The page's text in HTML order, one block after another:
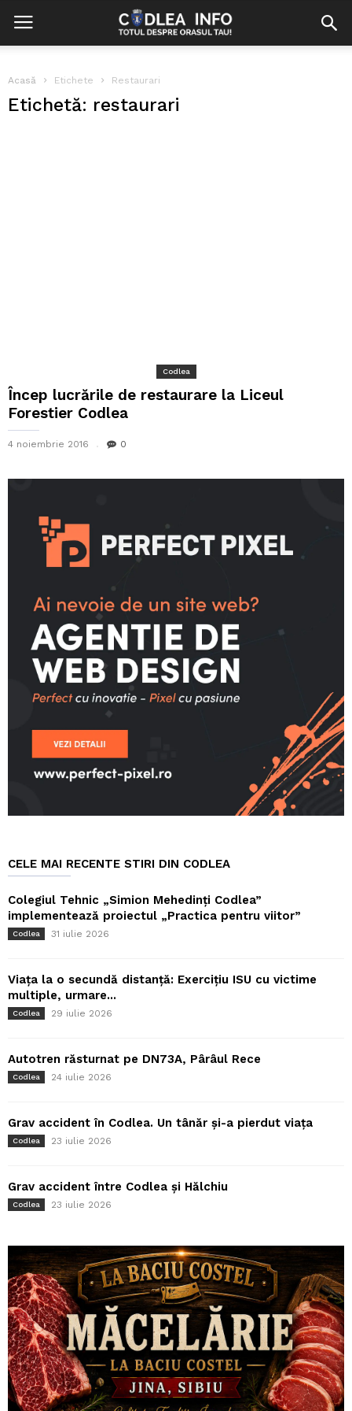
Acasă Etichete Restaurari
Etichetă: restaurari
Codlea
Încep lucrările de restaurare la Liceul
Forestier Codlea
4 noiembrie 2016 0
CELE MAI RECENTE STIRI DIN CODLEA
Colegiul Tehnic „Simion Mehedinți Codlea”
implementează proiectul „Practica pentru viitor”
Codlea 31 iulie 2026
Viața la o secundă distanță: Exercițiu ISU cu victime
multiple, urmare...
Codlea 29 iulie 2026
Autotren răsturnat pe DN73A, Pârâul Rece
Codlea 24 iulie 2026
Grav accident în Codlea. Un tânăr și-a pierdut viața
Codlea 23 iulie 2026
Grav accident între Codlea și Hălchiu
Codlea 23 iulie 2026